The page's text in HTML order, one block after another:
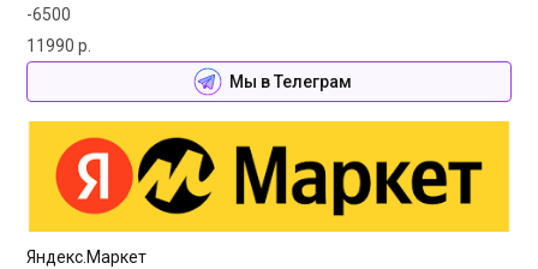
-6500
11990 р.
Мы в Телеграм
Яндекс.Маркет